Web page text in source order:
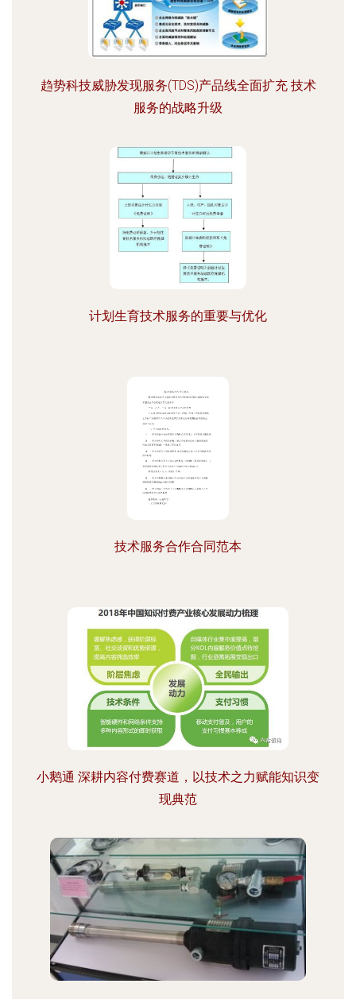
趋势科技威胁发现服务(TDS)产品线全面扩充 技术
服务的战略升级
计划生育技术服务的重要与优化
技术服务合作合同范本
小鹅通 深耕内容付费赛道，以技术之力赋能知识变
现典范